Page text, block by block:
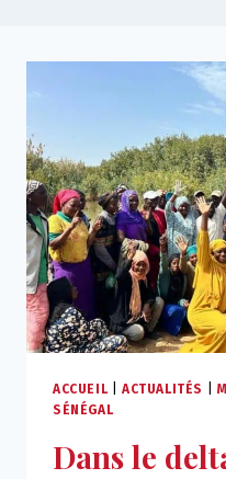
ACCUEIL ACTUALITÉS
SÉNÉGAL
Dans le